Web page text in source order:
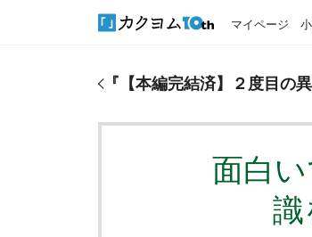
マイページ
『 【本編完結済】２度目の
面白
識